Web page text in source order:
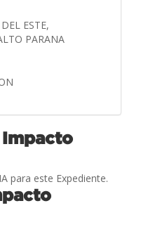
ESTE,
PARANA
para este Expediente.